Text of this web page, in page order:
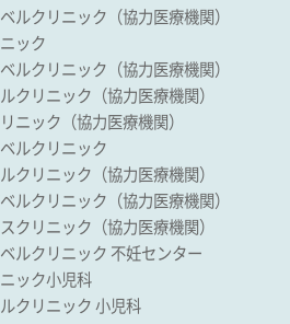
ルクリニック（協力医療機関）
ック
ルクリニック（協力医療機関）
クリニック（協力医療機関）
ニック（協力医療機関）
ルクリニック
クリニック（協力医療機関）
ルクリニック（協力医療機関）
クリニック（協力医療機関）
ルクリニック 不妊センター
ック小児科
クリニック 小児科